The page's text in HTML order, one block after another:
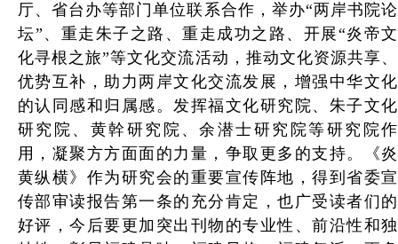
厅、省台办等部门单位联系合作，举办“两岸书院论
坛”、重走朱子之路、重走成功之路、开展“炎帝文
化寻根之旅”等文化交流活动，推动文化资源共享、
优势互补，助力两岸文化交流发展，增强中华文化
的认同感和归属感。发挥福文化研究院、朱子文化
研究院、黄幹研究院、余潜士研究院等研究院作
用，凝聚方方面面的力量，争取更多的支持。《炎
黄纵横》作为研究会的重要宣传阵地，得到省委宣
传部审读报告第一条的充分肯定，也广受读者们的
好评，今后要更加突出刊物的专业性、前沿性和独